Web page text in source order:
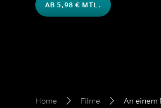
AB 5,98 € MTL.
Home Filme An einem